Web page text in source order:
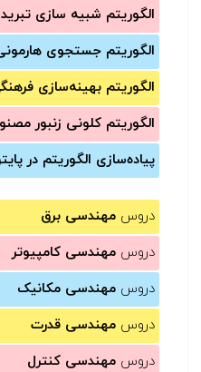
الگوریتم شبیه سازی تبرید
الگوریتم جستجوی
الگوریتم بهینه‌سازی
الگوریتم کلونی زنبور
پیاده‌سازی الگوریتم در
دروس مهندسی برق
دروس مهندسی کامپیوتر
دروس مهندسی مکانیک
دروس مهندسی قدرت
دروس مهندسی کنترل